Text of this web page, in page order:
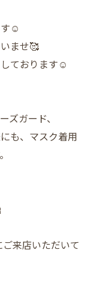
す☺️
ませ🥰
ております☺️
ズガード、
も、マスク着用
来店いただいて